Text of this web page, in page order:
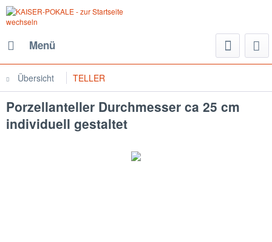
Menü
Übersicht TELLER
Porzellanteller Durchmesser ca 25 cm
individuell gestaltet